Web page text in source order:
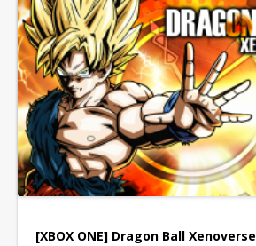
[XBOX ONE] Dragon Ball Xenoverse